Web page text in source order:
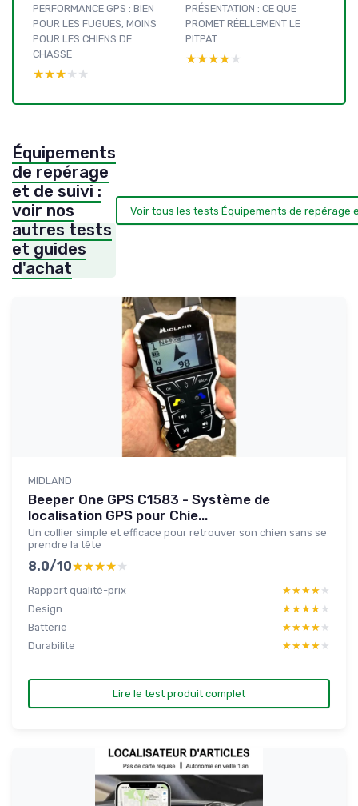
PERFORMANCE GPS : BIEN
POUR LES FUGUES, MOINS
POUR LES CHIENS DE
CHASSE
★★★★★
★★★★★
PRÉSENTATION : CE QUE
PROMET RÉELLEMENT LE
PITPAT
★★★★★
★★★★★
Équipements
de repérage
et de suivi :
voir nos
autres tests
et guides
d'achat
Voir tous les tests Équipements de repérage
MIDLAND
Beeper One GPS C1583 - Système de
localisation GPS pour Chie...
Un collier simple et efficace pour retrouver son chien sans se
prendre la tête
8.0/10★★★★★
★★★★★
Rapport qualité-prix ★★★★★
★★★★★
Design
★★★★★
★★★★★
Batterie
★★★★★
★★★★★
Durabilite
★★★★★
★★★★★
Lire le test produit complet